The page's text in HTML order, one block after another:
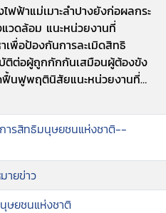
ฟฟ้าแม่เมาะลำปางยังก่อผลกระ
วดล้อม แนะหน่วยงานที่
เพื่อป้องกันการละเมิดสิทธิ
ติต่อผู้ถูกกักกันเสมือนผู้ต้องขัง
นฟูพฤตินิสัยแนะหน่วยงานที่
สอดคล้องตามหลักสิทธิมนุษยชน
รมการสิทธิมนุษยชนแห่งชาติ
ารโจมตีพลเรือนและพื้นที่โรง
ายแดนไทย-กัมพูชา และขอให้
กลียดชังทางเชื้อชาติ
ทศฟ้องร้องกันในประเด็นการ
ากาศและการปล่อยก๊าซเรือน
ารสิทธิมนุษยชนแห่งชาติ--
ยข่าว
ษยชนแห่งชาติ